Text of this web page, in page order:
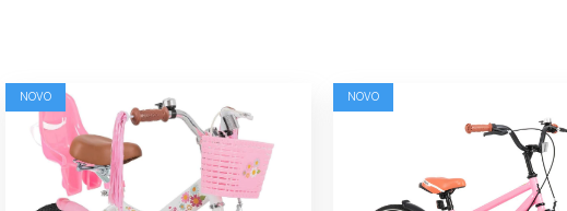
NOVO NOVO